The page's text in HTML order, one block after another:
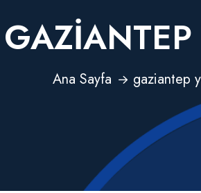
Ana Sayfa gaziantep